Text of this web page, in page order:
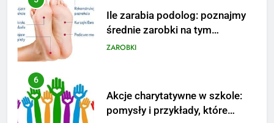
6
Akcje charytatywne w szkole:
pomysły i przykłady, które
zainspirują
ZAROBKI
7
Jak przygotować się finansowo
na narodziny dziecka: ile to